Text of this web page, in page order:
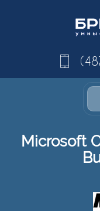
Microsoft